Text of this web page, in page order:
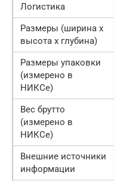
Логистика
Размеры (ширина x
высота x глубина)
Размеры упаковки
(измерено в
НИКСе)
Вес брутто
(измерено в
НИКСе)
Внешние источники
информации